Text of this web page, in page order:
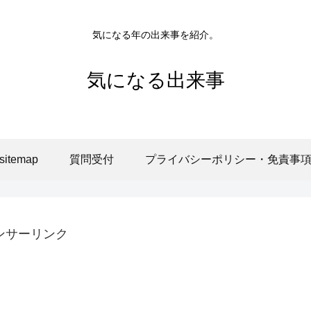
気になる年の出来事を紹介。
気になる出来事
sitemap 質問受付 プライバシーポリシー・免責事項
サーリンク